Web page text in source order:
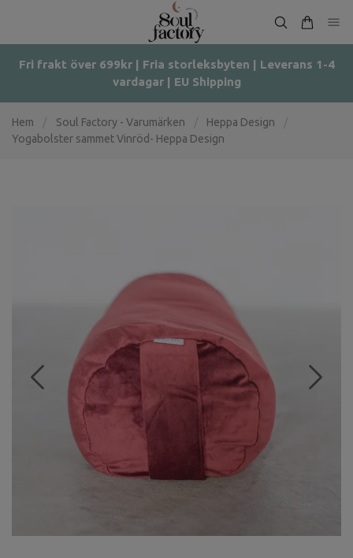
Fri frakt över 699kr | Fria storleksbyten | Leverans 1-4
vardagar | EU Shipping
Hem Soul Factory - Varumärken Heppa Design
Yogabolster sammet Vinröd- Heppa Design